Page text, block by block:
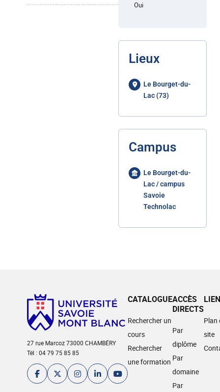
Oui
Lieux
Le Bourget-du-
Lac (73)
Campus
Le Bourget-du-
Lac / campus
Savoie
Technolac
27 rue Marcoz 73000 CHAMBÉRY
Tél : 04 79 75 85 85
CATALOGUE
Rechercher un
cours
Rechercher
une formation
ACCÈS
DIRECTS
Par
diplôme
Par
domaine
Par
Plan
site